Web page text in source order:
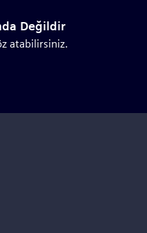
Değildir
atabilirsiniz.